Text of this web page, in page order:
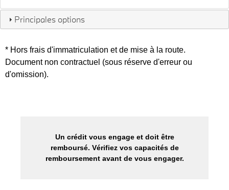
Principales options
* Hors frais d'immatriculation et de mise à la route.
Document non contractuel (sous réserve d'erreur ou
d'omission).
Un crédit vous engage et doit être
remboursé. Vérifiez vos capacités de
remboursement avant de vous engager.